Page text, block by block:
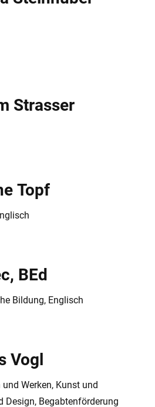
Strasser
Topf
BEd
Bildung, Englisch
Vogl
Werken, Kunst und
Design, Begabtenförderung